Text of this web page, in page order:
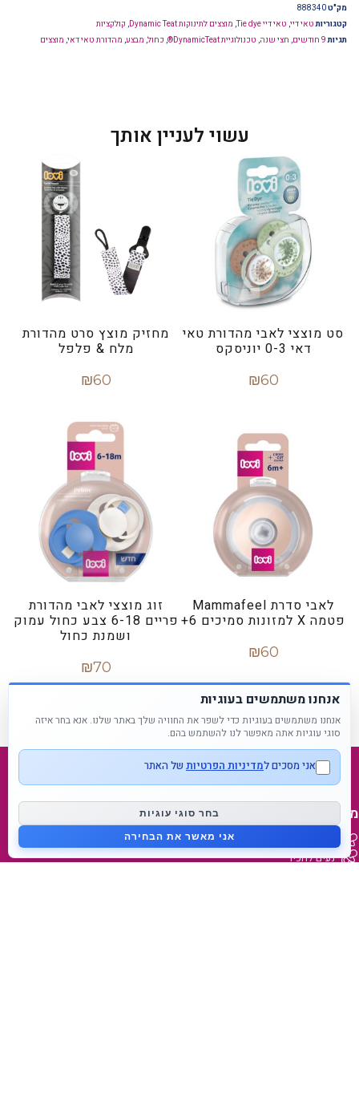
מק"ט888340
קטגוריות טאי דיי, טאי דיי Tie dye , מוצצים לתינוקות Dynamic Teat , קולקציות
תגיות 9 חודשים , חצי שנה, טכנולוגיית DynamicTeat® , כחול, מבצע, מהדורת טאי דאי, מוצצים
עשוי לעניין אותך
סט מוצצי לאבי מהדורת טאי
דאי 0-3 יוניסקס
₪60
מחזיק מוצץ סרט מהדורת
מלח & פלפל
₪60
לאבי סדרת Mammafeel
פטמה X למזונות סמיכים 6+
₪60
מידע נוסף
זוג מוצצי לאבי מהדורת
פריים 6-18 צבע כחול עמוק
ושמנת כחול
₪70
מפת אתר
נעים להכיר
אנחנו משתמשים בעוגיות
אנחנו משתמשים בעוגיות כדי לשפר את החוויה שלך באתר שלנו. אנא בחר איזה
סוגי עוגיות אתה מאפשר לנו להשתמש בהם.
אני מסכים למדיניות הפרטיות של האתר
בחר סוגי עוגיות
אני מאשר את הבחירה